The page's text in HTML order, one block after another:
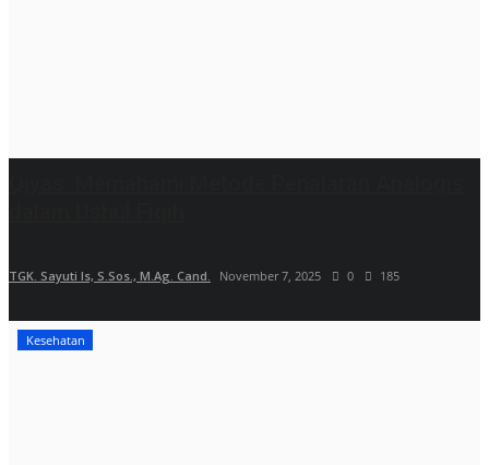
TGK. Sayuti Is, S.Sos., M.Ag. Cand. November 7, 2025 0 185
Kesehatan